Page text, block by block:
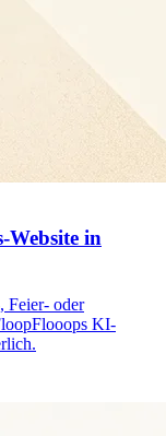
Website in
Feier- oder
KI-